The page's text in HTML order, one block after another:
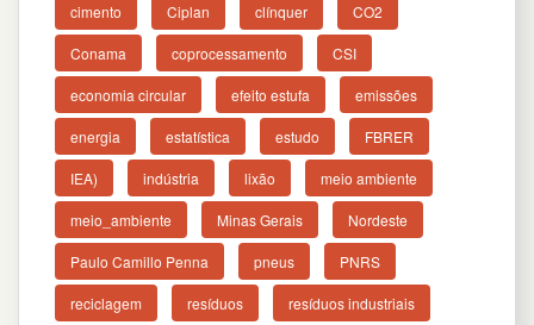
cimento Ciplan clínquer CO2
Conama coprocessamento CSI
economia circular efeito estufa emissões
energia estatística estudo FBRER
IEA) indústria lixão meio ambiente
meio_ambiente Minas Gerais Nordeste
Paulo Camillo Penna pneus PNRS
reciclagem resíduos resíduos industriais